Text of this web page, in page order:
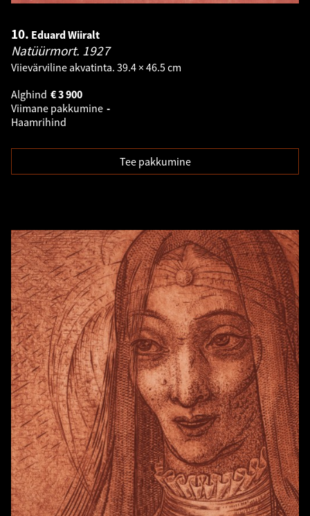
10. Eduard Wiiralt
Natüürmort. 1927
Viievärviline akvatinta. 39.4 × 46.5 cm
Alghind
3 900
€
Viimane pakkumine -
Haamrihind
Tee pakkumine